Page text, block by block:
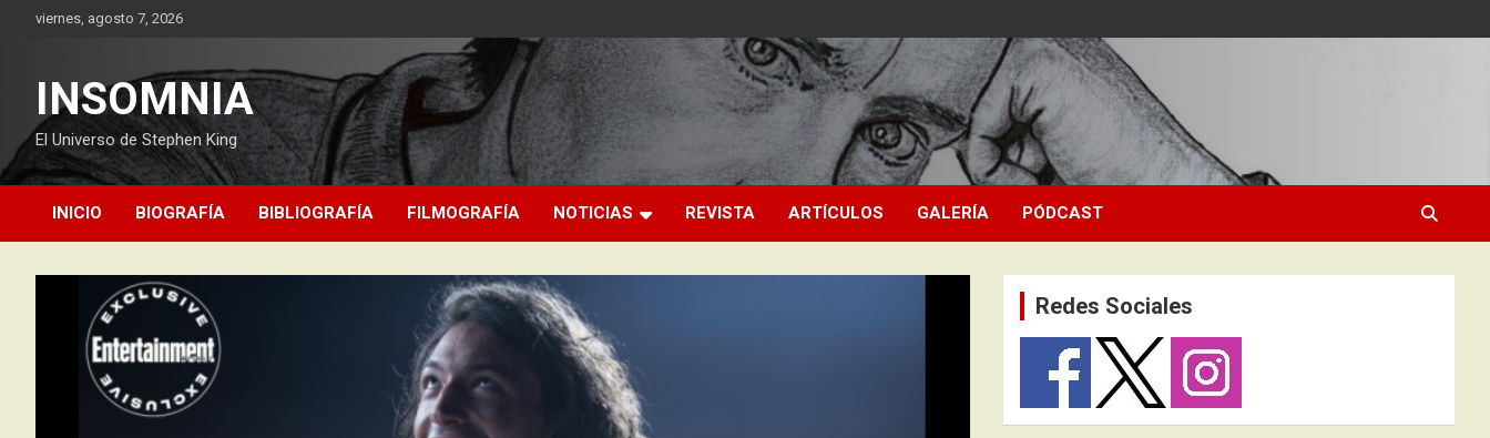
viernes, agosto 7, 2026
INSOMNIA
El Universo de Stephen King
INICIO BIOGRAFÍA BIBLIOGRAFÍA FILMOGRAFÍA NOTICIAS REVISTA ARTÍCULOS GALERÍA PÓDCAST
Redes Sociales